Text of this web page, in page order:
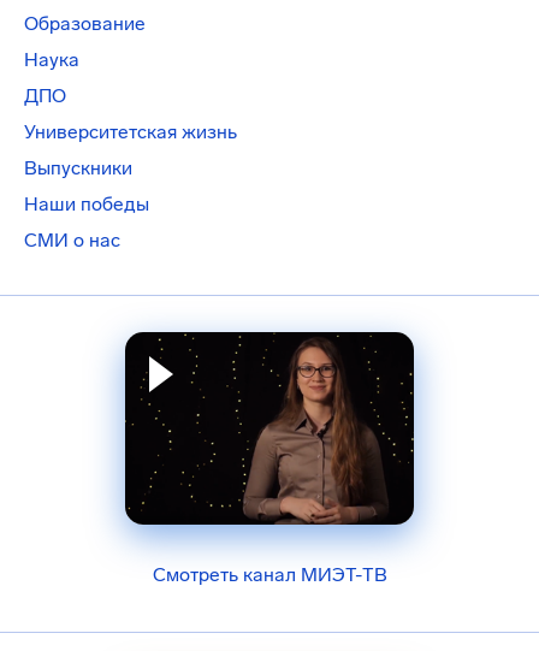
Образование
Наука
ДПО
Университетская жизнь
Выпускники
Наши победы
СМИ о нас
Смотреть канал МИЭТ-ТВ